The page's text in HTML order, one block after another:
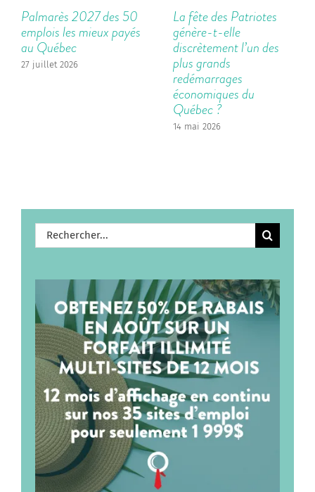
Palmarès 2027 des 50
emplois les mieux payés
au Québec
27 juillet 2026
La fête des Patriotes
génère-t-elle
discrètement l’un des
plus grands
redémarrages
économiques du
Québec ?
14 mai 2026
Rechercher: